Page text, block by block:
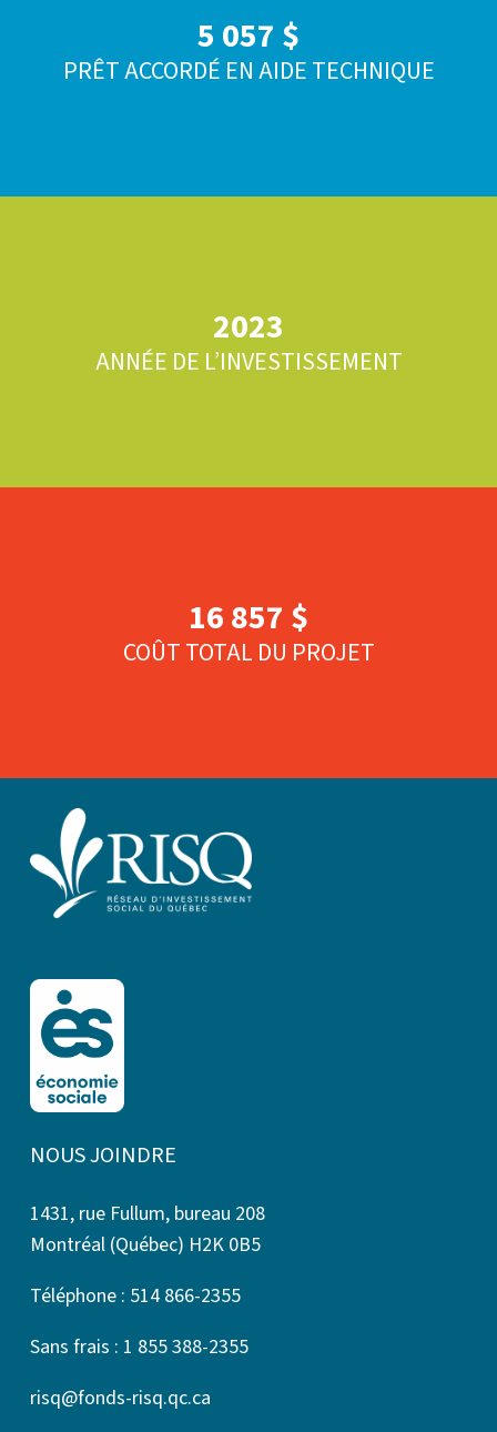
5 057 $
PRÊT ACCORDÉ EN AIDE TECHNIQUE
2023
ANNÉE DE L’INVESTISSEMENT
16 857 $
COÛT TOTAL DU PROJET
NOUS JOINDRE
1431, rue Fullum, bureau 208
Montréal (Québec) H2K 0B5
Téléphone : 514 866-2355
Sans frais : 1 855 388-2355
risq@fonds-risq.qc.ca